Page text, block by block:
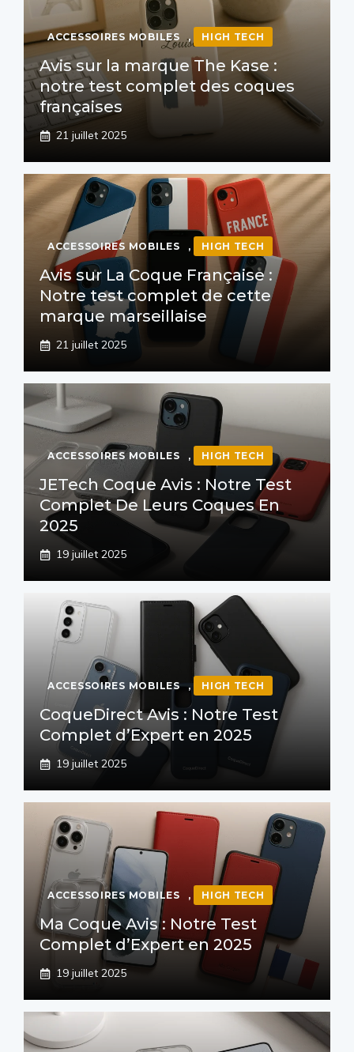
ACCESSOIRES MOBILES , HIGH TECH
Avis sur la marque The Kase :
notre test complet des coques
françaises
21 juillet 2025
ACCESSOIRES MOBILES , HIGH TECH
Avis sur La Coque Française :
Notre test complet de cette
marque marseillaise
21 juillet 2025
ACCESSOIRES MOBILES , HIGH TECH
JETech Coque Avis : Notre Test
Complet De Leurs Coques En
2025
19 juillet 2025
ACCESSOIRES MOBILES , HIGH TECH
CoqueDirect Avis : Notre Test
Complet d’Expert en 2025
19 juillet 2025
ACCESSOIRES MOBILES , HIGH TECH
Ma Coque Avis : Notre Test
Complet d’Expert en 2025
19 juillet 2025